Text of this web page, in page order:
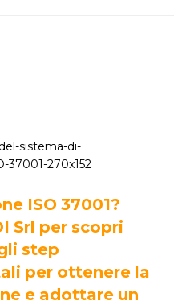
ISO 37001?
Srl per scopri
step
per ottenere la
e adottare un